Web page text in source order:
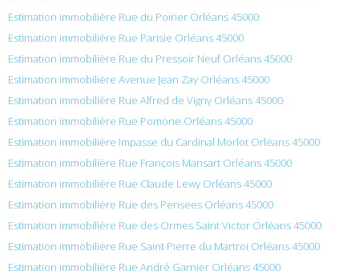
Estimation immobilière Rue du Poirier Orléans 45000
Estimation immobilière Rue Parisie Orléans 45000
Estimation immobilière Rue du Pressoir Neuf Orléans 45000
Estimation immobilière Avenue Jean Zay Orléans 45000
Estimation immobilière Rue Alfred de Vigny Orléans 45000
Estimation immobilière Rue Pomone Orléans 45000
Estimation immobilière Impasse du Cardinal Morlot Orléans 45000
Estimation immobilière Rue François Mansart Orléans 45000
Estimation immobilière Rue Claude Lewy Orléans 45000
Estimation immobilière Rue des Pensees Orléans 45000
Estimation immobilière Rue des Ormes Saint Victor Orléans 45000
Estimation immobilière Rue Saint Pierre du Martroi Orléans 45000
Estimation immobilière Rue André Garnier Orléans 45000